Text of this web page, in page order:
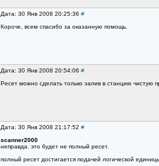
Дата: 30 Янв 2008 20:25:36 #
Короче, всем спасибо за оказанную помощь.
Дата: 30 Янв 2008 20:54:06 #
Ресет можно сделать только залив в станцию чистую
Дата: 30 Янв 2008 21:17:52 #
scanner2000
неправда. это будет не полный ресет.
полный ресет достигается подачей логической